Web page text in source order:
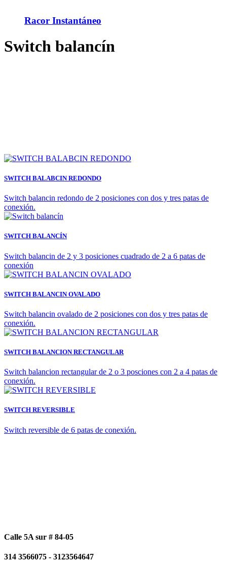
Racor Instantáneo
Switch balancín
SWITCH BALABCIN REDONDO
Switch balancin redondo de 2 posiciones con dos y tres patas de
conexión.
SWITCH BALANCÍN
Switch balancin de 2 y 3 posiciones cuadrado de 2 a 6 patas de
conexión
SWITCH BALANCIN OVALADO
Switch balancin ovalado de 2 posiciones con dos y tres patas de
conexión.
SWITCH BALANCION RECTANGULAR
Switch balancion rectangular de 2 o 3 posciones con 2 a 4 patas de
conexión.
SWITCH REVERSIBLE
Switch reversible de 6 patas de conexión.
Calle 5A sur # 84-05
314 3566075 - 3123564647